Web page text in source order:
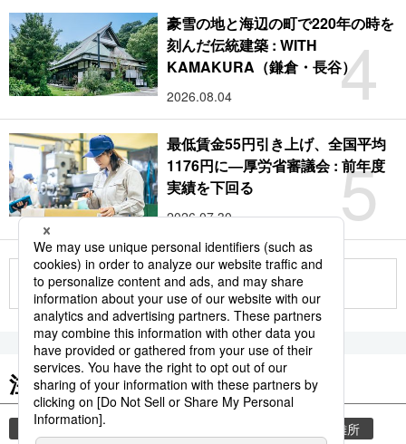
4
豪雪の地と海辺の町で220年の時を
刻んだ伝統建築 : WITH
KAMAKURA（鎌倉・長谷）
2026.08.04
5
最低賃金55円引き上げ、全国平均
1176円に―厚労省審議会 : 前年度
実績を下回る
2026.07.30
もっと見る
注目のキーワード
共同通信ニュース 避難所